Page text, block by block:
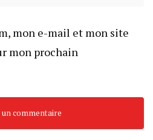
mon e-mail et mon site
mon prochain